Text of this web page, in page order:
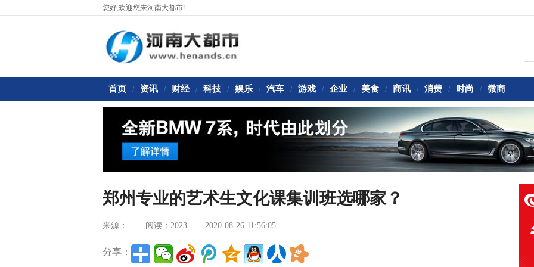
您好,欢迎您来河南大都市!
首页 / 资讯 / 财经 / 科技 / 娱乐 / 汽车 / 游戏 / 企业 / 美食 / 商讯 / 消费 / 时尚 / 微商
郑州专业的艺术生文化课集训班选哪家？
来源： 阅读：2023 2020-08-26 11:56:05
分享：